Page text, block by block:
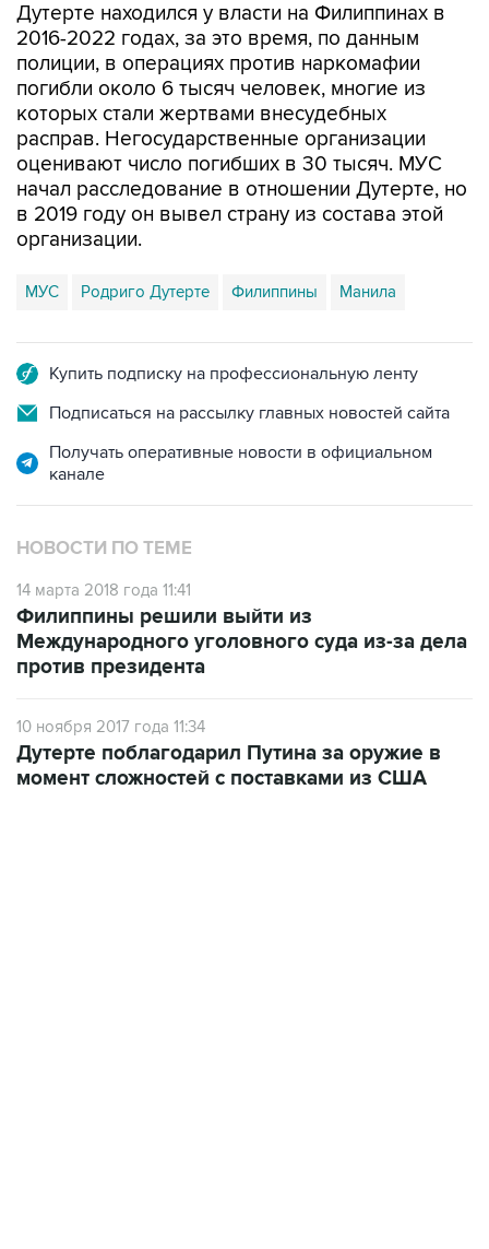
Дутерте находился у власти на Филиппинах в
2016-2022 годах, за это время, по данным
полиции, в операциях против наркомафии
погибли около 6 тысяч человек, многие из
которых стали жертвами внесудебных
расправ. Негосударственные организации
оценивают число погибших в 30 тысяч. МУС
начал расследование в отношении Дутерте, но
в 2019 году он вывел страну из состава этой
организации.
МУС Родриго Дутерте Филиппины Манила
Купить подписку на профессиональную ленту
Подписаться на рассылку главных новостей сайта
Получать оперативные новости в официальном
канале
НОВОСТИ ПО ТЕМЕ
14 марта 2018 года 11:41
Филиппины решили выйти из
Международного уголовного суда из-за дела
против президента
10 ноября 2017 года 11:34
Дутерте поблагодарил Путина за оружие в
момент сложностей с поставками из США